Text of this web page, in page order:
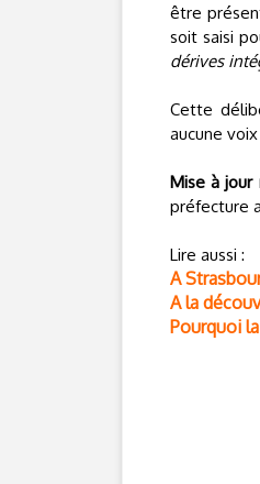
être
soit saisi
dérives
Cette
aucune
Mise à jour
préfecture
Lire aussi :
A
A la
Pourquoi